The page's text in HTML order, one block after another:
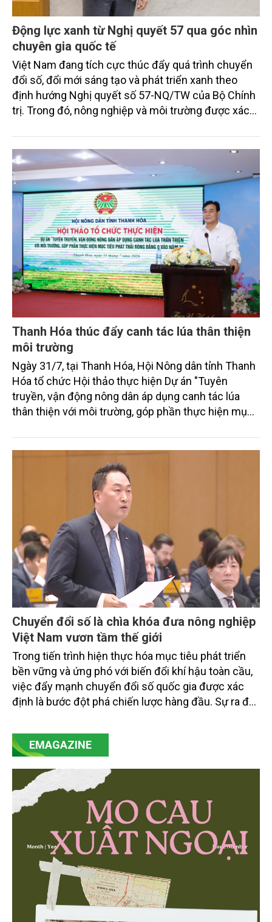
Động lực xanh từ Nghị quyết 57 qua góc nhìn
chuyên gia quốc tế
Việt Nam đang tích cực thúc đẩy quá trình chuyển
đổi số, đổi mới sáng tạo và phát triển xanh theo
định hướng Nghị quyết số 57-NQ/TW của Bộ Chính
trị. Trong đó, nông nghiệp và môi trường được xác
sắc bởi các tiến bộ công nghệ và cam kết bền vững
toàn cầu, đặc biệt là mục tiêu đưa phát thải ròng
bằng 0 (Net-Zero) vào năm 2050.
Thanh Hóa thúc đẩy canh tác lúa thân thiện
môi trường
Ngày 31/7, tại Thanh Hóa, Hội Nông dân tỉnh Thanh
Hóa tổ chức Hội thảo thực hiện Dự án "Tuyên
truyền, vận động nông dân áp dụng canh tác lúa
thân thiện với môi trường, góp phần thực hiện mục
trình thu hút sự tham gia của đông đảo đại biểu đến
từ các cơ quan quản lý nhà nước, đơn vị nghiên cứu,
doanh nghiệp, hợp tác xã và nông dân đang trực
tiếp triển khai mô hình sản xuất lúa phát thải thấp.
Chuyển đổi số là chìa khóa đưa nông nghiệp
Việt Nam vươn tầm thế giới
Trong tiến trình hiện thực hóa mục tiêu phát triển
bền vững và ứng phó với biến đổi khí hậu toàn cầu,
việc đẩy mạnh chuyển đổi số quốc gia được xác
định là bước đột phá chiến lược hàng đầu. Sự ra đời
mạnh mẽ, thúc đẩy quá trình cải cách toàn diện,
minh bạch hóa chuỗi cung ứng và nâng cao hiệu
then chốt là nông nghiệp và môi trường.
EMAGAZINE